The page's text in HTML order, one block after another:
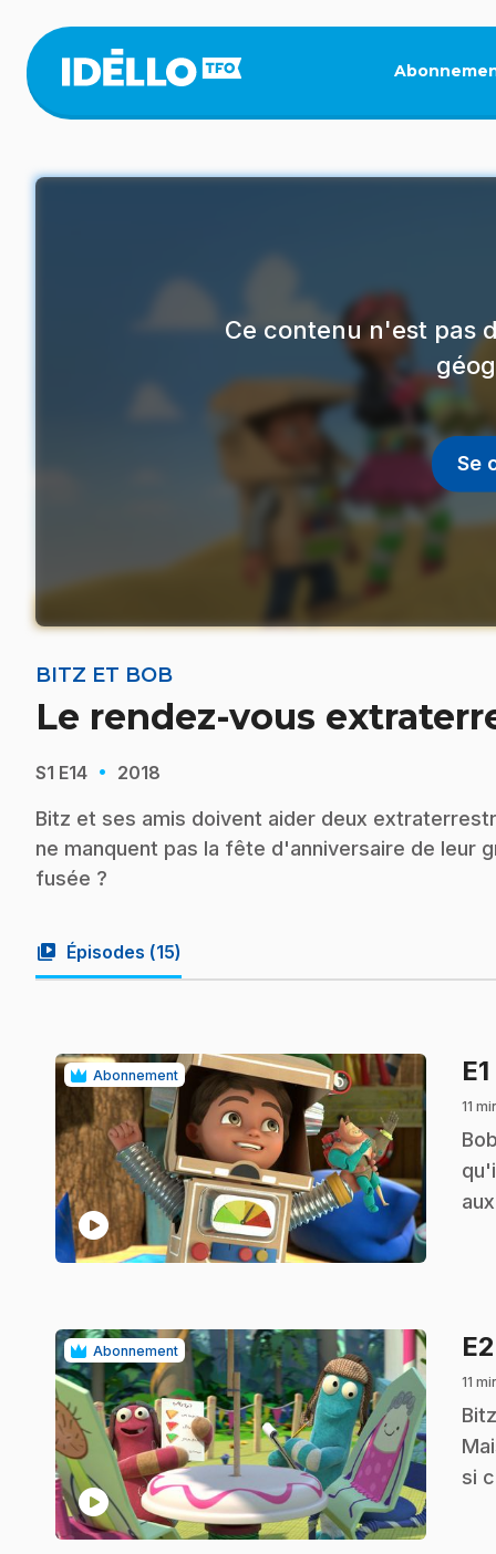
contenu
principal
Ce contenu n'est pas
Se
BITZ ET BOB
Le rendez-vous
S1 E14 · 2018
Bitz et ses amis doivent aider deux
ne manquent pas la fête d'anniversaire de leur
fusée ?
video_library Épisodes (15)
Abonnement
play_circle
E1
11
.
Abonnement
play_circle
E2
11
.
si